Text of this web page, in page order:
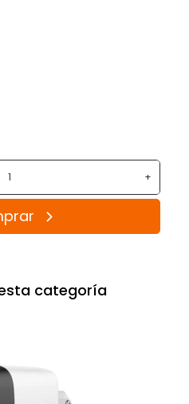
+
categoría